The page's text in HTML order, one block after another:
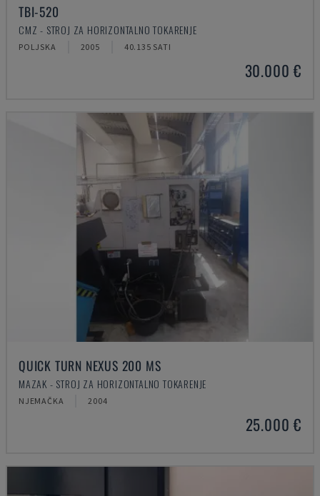
TBI-520
CMZ - STROJ ZA HORIZONTALNO TOKARENJE
POLJSKA 2005 40.135 SATI
30.000 €
QUICK TURN NEXUS 200 MS
MAZAK - STROJ ZA HORIZONTALNO TOKARENJE
NJEMAČKA 2004
25.000 €